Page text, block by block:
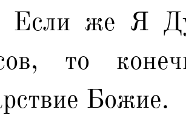
Если же Я
то
Божие.